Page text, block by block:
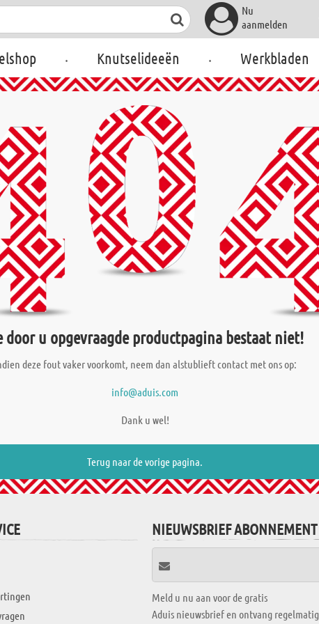
Nu
aanmelden
. Knutselideeën . Werkbladen
door u opgevraagde productpagina bestaat niet!
deze fout vaker voorkomt, neem dan alstublieft contact met ons op:
info@aduis.com
Dank u wel!
Terug naar de vorige pagina.
NIEUWSBRIEF ABONNEMENT
Meld u nu aan voor de gratis
Aduis nieuwsbrief en ontvang